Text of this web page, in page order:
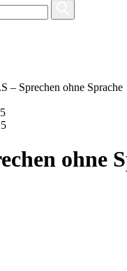
– Sprechen ohne Sprache
ohne